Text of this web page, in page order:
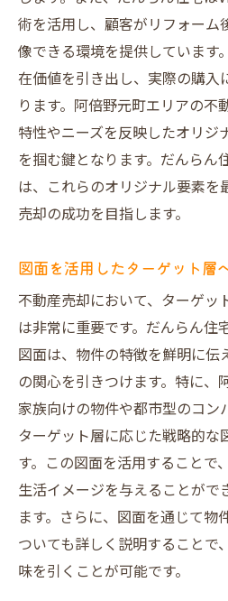
術を活用し、顧客がリフォーム
像できる環境を提供しています
在価値を引き出し、実際の購入
ります。阿倍野元町エリアの不
特性やニーズを反映したオリジ
を掴む鍵となります。だんらん
は、これらのオリジナル要素を
売却の成功を目指します。
図面を活用したターゲット層
不動産売却において、ターゲッ
は非常に重要です。だんらん住
図面は、物件の特徴を鮮明に伝
の関心を引きつけます。特に、
家族向けの物件や都市型のコン
ターゲット層に応じた戦略的な
す。この図面を活用することで
生活イメージを与えることがで
ます。さらに、図面を通じて物
ついても詳しく説明することで
味を引くことが可能です。